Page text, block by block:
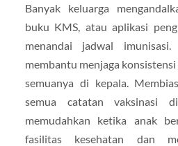
Banyak keluarga
buku KMS, atau aplikasi
menandai jadwal
membantu menjaga
semuanya di kepala.
semua catatan vaksinasi
memudahkan ketika anak
fasilitas kesehatan dan